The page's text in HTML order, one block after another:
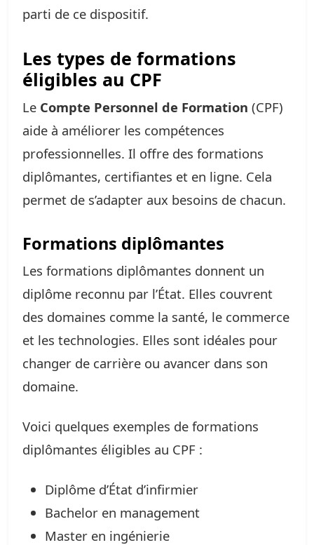
parti de ce dispositif.
Les types de formations
éligibles au CPF
Le Compte Personnel de Formation (CPF)
aide à améliorer les compétences
professionnelles. Il offre des formations
diplômantes, certifiantes et en ligne. Cela
permet de s’adapter aux besoins de chacun.
Formations diplômantes
Les formations diplômantes donnent un
diplôme reconnu par l’État. Elles couvrent
des domaines comme la santé, le commerce
et les technologies. Elles sont idéales pour
changer de carrière ou avancer dans son
domaine.
Voici quelques exemples de formations
diplômantes éligibles au CPF :
Diplôme d’État d’infirmier
Bachelor en management
Master en ingénierie